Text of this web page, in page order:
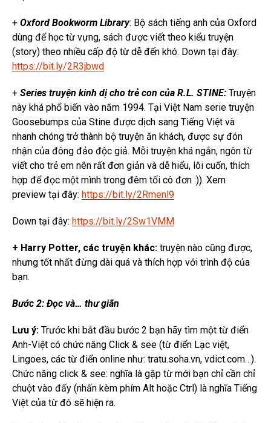
+ Oxford Bookworm Library: Bộ sách tiếng anh của Oxford
dùng để học từ vựng, sách được viết theo kiểu truyện
(story) theo nhiều cấp độ từ dễ đến khó. Down tại đây:
https://bit.ly/2R3jbwd
+ Series truyện kinh dị cho trẻ con của R.L. STINE: Truyện
này khá phổ biến vào năm 1994. Tại Việt Nam serie truyện
Goosebumps của Stine được dịch sang Tiếng Việt và
nhanh chóng trở thành bộ truyện ăn khách, được sự đón
nhận của đông đảo độc giả. Mỗi truyện khá ngắn, ngôn từ
viết cho trẻ em nên rất đơn giản và dễ hiểu, lôi cuốn, thích
hợp để đọc một mình trong đêm tối cô đơn :)). Xem
preview tại đây: https://bit.ly/2Rmenl9
Down tại đây: https://bit.ly/2Sw1VMM
+ Harry Potter, các truyện khác: truyện nào cũng được,
nhưng tốt nhất đừng dài quá và thích hợp với trình độ của
bạn.
Bước 2: Đọc và… thư giãn
Lưu ý: Trước khi bắt đầu bước 2 bạn hãy tìm một từ điển
Anh-Việt có chức năng Click & see (từ điển Lạc việt,
Lingoes, các từ điển online như: tratu.soha.vn, vdict.com…).
Chức năng click & see: nghĩa là gặp từ mới bạn chỉ cần chỉ
chuột vào đấy (nhấn kèm phím Alt hoặc Ctrl) là nghĩa Tiếng
Việt của từ đó sẽ hiện ra.